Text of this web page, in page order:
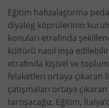
Eğitim hafızalaştırma
diyalog köprülerinin
konuları etrafında
kültürü nasıl inşa
etrafında kişisel ve
felaketleri ortaya çıkaran
çatışmaları ortaya
tartışacağız. Eğitim,